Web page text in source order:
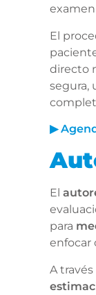
El
directo
segura,
▶
El
para
enfocar
A